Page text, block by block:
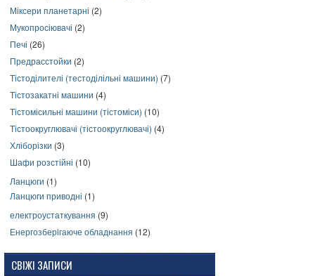
Міксери планетарні (2)
Мукопросіювачі (2)
Печі (26)
Предрасстойки (2)
Тістоділителі (тестоділільні машини) (7)
Тістозакатні машини (4)
Тістомісильні машини (тістоміси) (10)
Тістоокруглювачі (тістоокруглювачі) (4)
Хліборізки (3)
Шафи розстійні (10)
Ланцюги (1)
Ланцюги приводні (1)
електроустаткування (9)
Енергозберігаюче обладнання (12)
СВІЖІ ЗАПИСИ